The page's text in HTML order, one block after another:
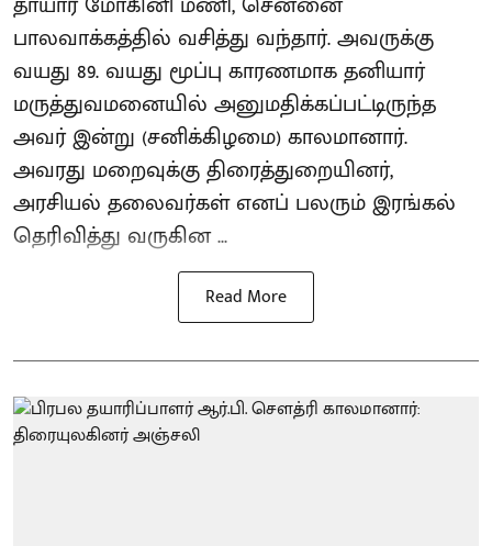
பாலவாக்கத்தில் வசித்து வந்தார். அவருக்கு
வயது 89. வயது மூப்பு காரணமாக தனியார்
மருத்துவமனையில் அனுமதிக்கப்பட்டிருந்த
அவர் இன்று (சனிக்கிழமை) காலமானார்.
அவரது மறைவுக்கு திரைத்துறையினர்,
அரசியல் தலைவர்கள் எனப் பலரும் இரங்கல்
தெரிவித்து வருகின ...
Read More